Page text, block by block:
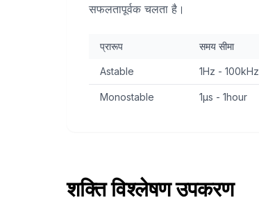
सफलतापूर्वक चलता है।
प्रारूप समय सीमा
Astable 1Hz - 100kHz
Monostable 1µs - 1hour
शक्ति विश्लेषण उपकरण